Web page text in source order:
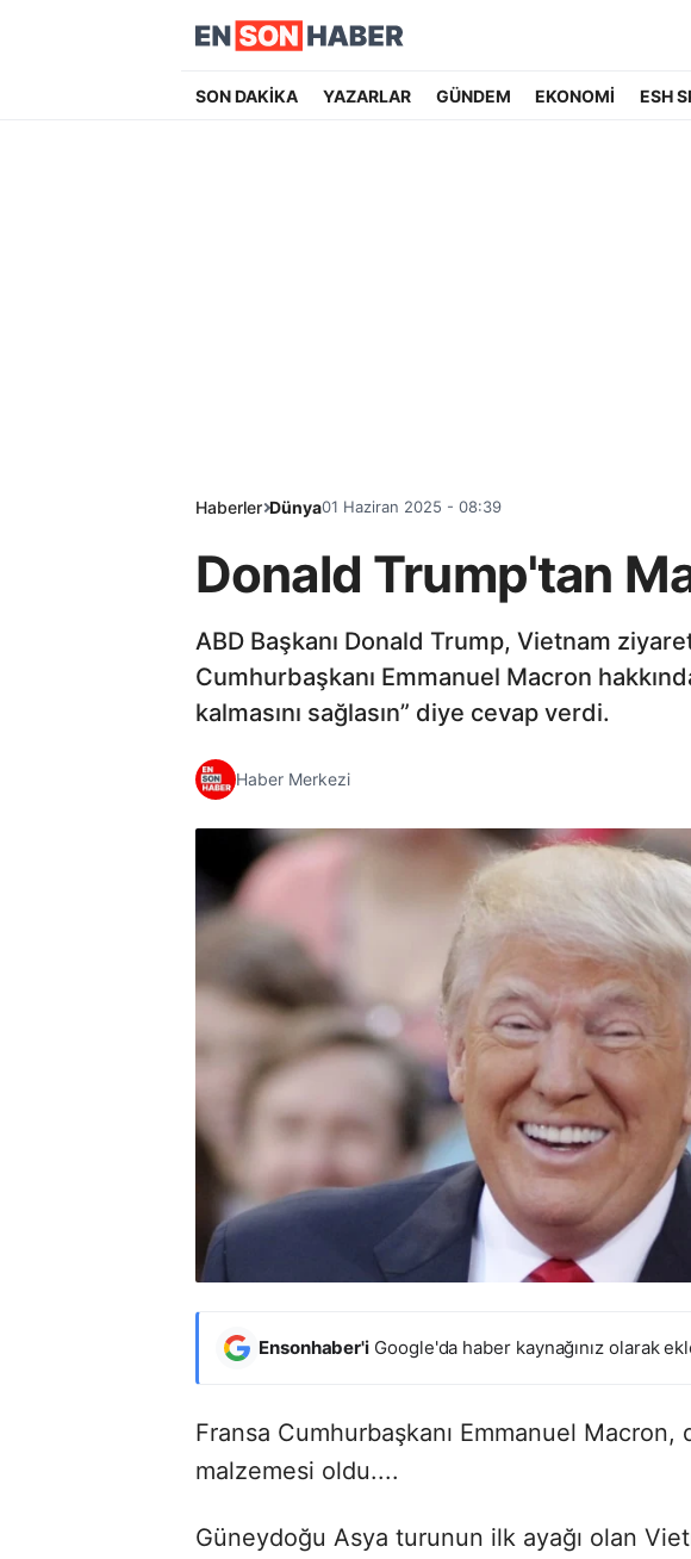
SON DAKİKA YAZARLAR GÜNDEM EKONOMİ ESH
Haberler Dünya01 Haziran 2025 - 08:39
Donald Trump'tan
ABD Başkanı Donald Trump, Vietnam
Cumhurbaşkanı Emmanuel Macron
kalmasını sağlasın” diye cevap verdi.
Haber Merkezi
Ensonhaber'i Google'da haber kaynağınız olarak
Fransa Cumhurbaşkanı Emmanuel
malzemesi oldu....
Güneydoğu Asya turunun ilk ayağı olan